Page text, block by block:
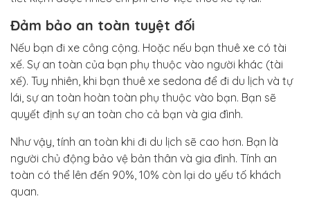
Đảm bảo an toàn tuyệt đối
Nếu bạn đi xe công cộng. Hoặc nếu bạn thuê xe có tài
xế. Sự an toàn của bạn phụ thuộc vào người khác (tài
xế). Tuy nhiên, khi bạn thuê xe sedona để đi du lịch và tự
lái, sự an toàn hoàn toàn phụ thuộc vào bạn. Bạn sẽ
quyết định sự an toàn cho cả bạn và gia đình.
Như vậy, tính an toàn khi đi du lịch sẽ cao hơn. Bạn là
người chủ động bảo vệ bản thân và gia đình. Tính an
toàn có thể lên đến 90%, 10% còn lại do yếu tố khách
quan.